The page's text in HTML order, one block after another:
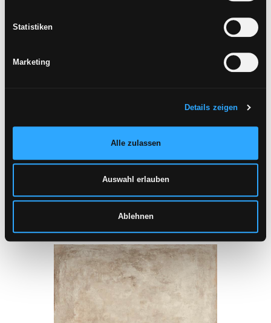
Statistiken
Marketing
Details zeigen
Alle zulassen
Auswahl erlauben
Ablehnen
80x80 cm - R11, A+B+C
CHÂTEAU